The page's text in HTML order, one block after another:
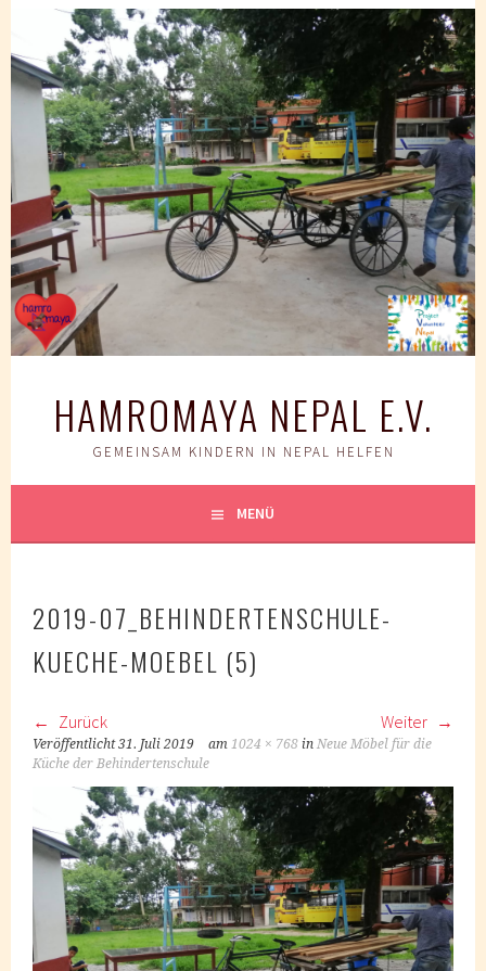
Springe
Inhalt
HAMROMAYA NEPAL E.V.
GEMEINSAM KINDERN IN NEPAL HELFEN
MENÜ
2019-07_BEHINDERTENSCHULE-
KUECHE-MOEBEL (5)
Zurück Weiter
Veröffentlicht31. Juli 2019 am1024 × 768 inNeue Möbel für die
Küche der Behindertenschule